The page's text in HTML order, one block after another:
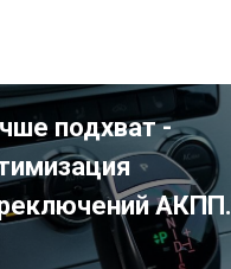
подхват -
АКПП.